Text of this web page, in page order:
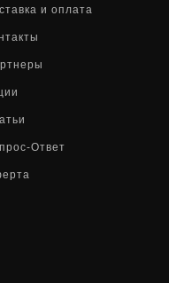
и оплата
Ответ